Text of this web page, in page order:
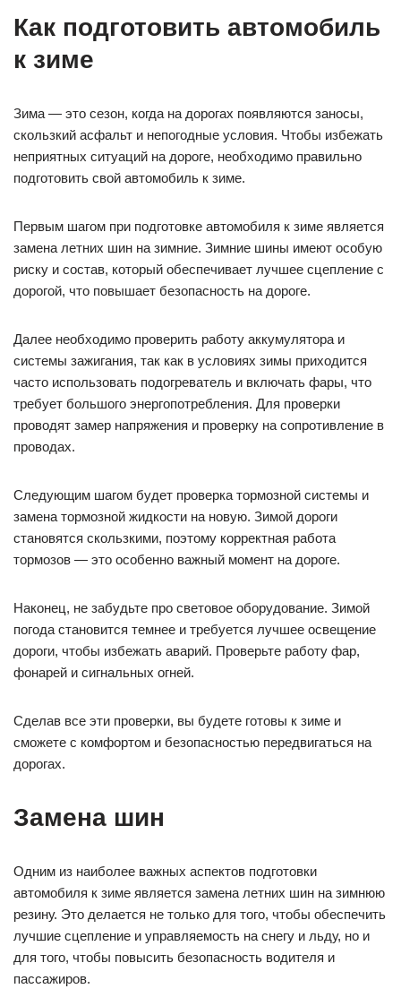
Как подготовить автомобиль
к зиме
Зима — это сезон, когда на дорогах появляются заносы,
скользкий асфальт и непогодные условия. Чтобы избежать
неприятных ситуаций на дороге, необходимо правильно
подготовить свой автомобиль к зиме.
Первым шагом при подготовке автомобиля к зиме является
замена летних шин на зимние. Зимние шины имеют особую
риску и состав, который обеспечивает лучшее сцепление с
дорогой, что повышает безопасность на дороге.
Далее необходимо проверить работу аккумулятора и
системы зажигания, так как в условиях зимы приходится
часто использовать подогреватель и включать фары, что
требует большого энергопотребления. Для проверки
проводят замер напряжения и проверку на сопротивление в
проводах.
Следующим шагом будет проверка тормозной системы и
замена тормозной жидкости на новую. Зимой дороги
становятся скользкими, поэтому корректная работа
тормозов — это особенно важный момент на дороге.
Наконец, не забудьте про световое оборудование. Зимой
погода становится темнее и требуется лучшее освещение
дороги, чтобы избежать аварий. Проверьте работу фар,
фонарей и сигнальных огней.
Сделав все эти проверки, вы будете готовы к зиме и
сможете с комфортом и безопасностью передвигаться на
дорогах.
Замена шин
Одним из наиболее важных аспектов подготовки
автомобиля к зиме является замена летних шин на зимнюю
резину. Это делается не только для того, чтобы обеспечить
лучшие сцепление и управляемость на снегу и льду, но и
для того, чтобы повысить безопасность водителя и
пассажиров.